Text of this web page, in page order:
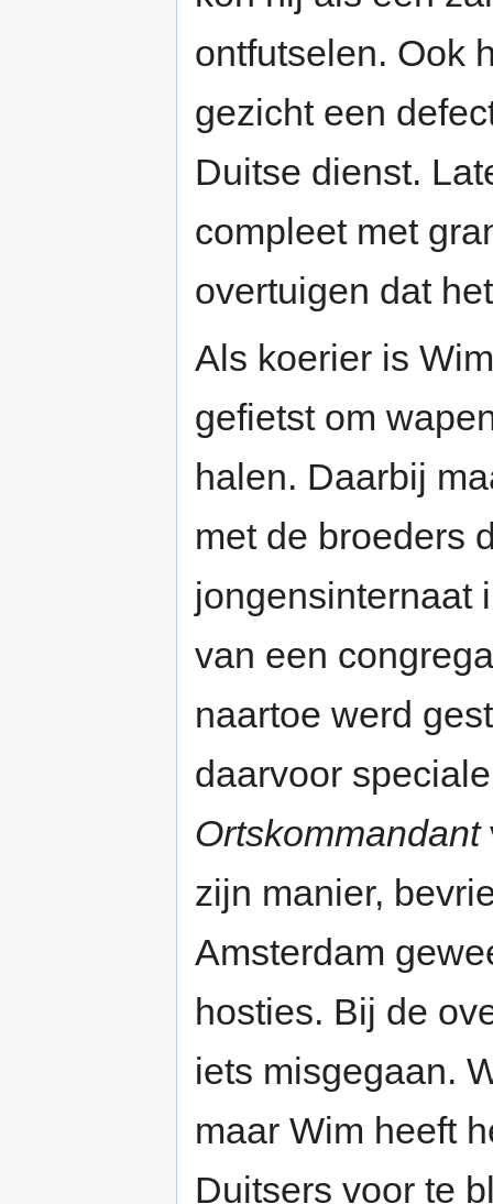
ontfutselen. Ook
gezicht een
Duitse dienst.
compleet met
overtuigen dat
Als koerier is
gefietst om
halen. Daarbij
met de broeders
jongensinternaat
van een
naartoe werd
daarvoor
Ortskommandant
zijn manier,
Amsterdam
hosties. Bij de
iets misgegaan.
maar Wim heeft
Duitsers voor te